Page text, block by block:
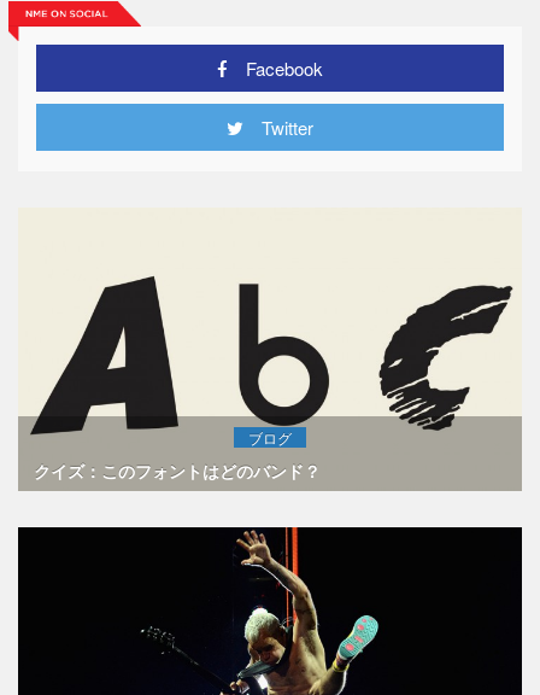
Facebook
Twitter
ブログ
クイズ：このフォントはどのバンド？